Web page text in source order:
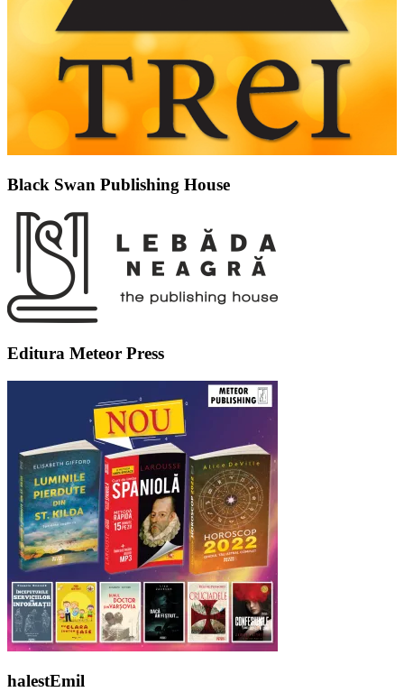
Black Swan Publishing House
Editura Meteor Press
halestEmil